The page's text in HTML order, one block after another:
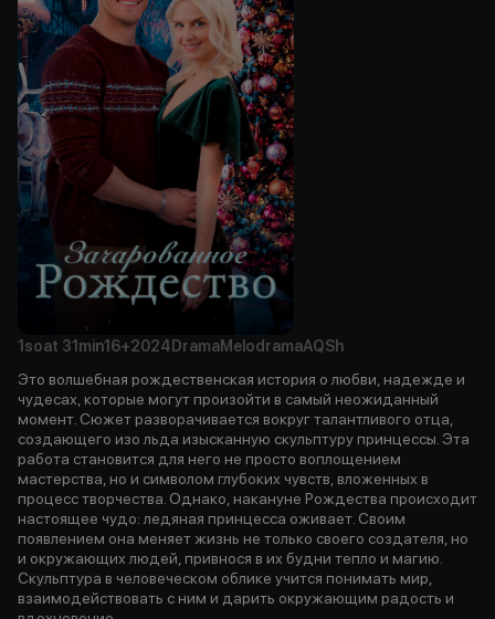
1soat 31min16+2024 DramaMelodramaAQSh
Это волшебная рождественская история о любви, надежде и
чудесах, которые могут произойти в самый неожиданный
момент. Сюжет разворачивается вокруг талантливого отца,
создающего изо льда изысканную скульптуру принцессы. Эта
работа становится для него не просто воплощением
мастерства, но и символом глубоких чувств, вложенных в
процесс творчества. Однако, накануне Рождества происходит
настоящее чудо: ледяная принцесса оживает. Своим
появлением она меняет жизнь не только своего создателя, но
и окружающих людей, привнося в их будни тепло и магию.
Скульптура в человеческом облике учится понимать мир,
взаимодействовать с ним и дарить окружающим радость и